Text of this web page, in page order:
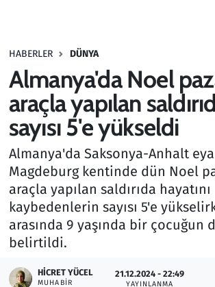
HABERLER DÜNYA
Almanya'da Noel
araçla yapılan
sayısı 5'e yükseldi
Almanya'da Saksonya-Anhalt
Magdeburg kentinde dün Noel
araçla yapılan saldırıda hayatını
kaybedenlerin sayısı 5'e
arasında 9 yaşında bir çocuğun
belirtildi.
HICRET YÜCEL
MUHABIR
21.12.2024 - 22:49
YAYINLANMA
Haber
Kültür Sanat
Kurumsal Haberler
Lezzet Durağı
Memur ve Kamu
Otomobil
Oyun